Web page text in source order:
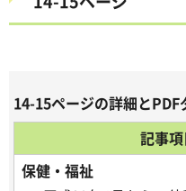
14-15ページの詳細とPDF
記事項
保健・福祉